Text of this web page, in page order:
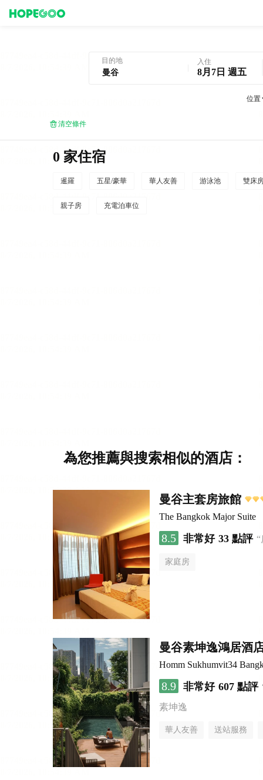
目的地 入住
8月7日 週五
位置
清空條件
0 家住宿
暹羅 五星/豪華 華人友善 游泳池 雙床
親子房 充電泊車位
為您推薦與搜索相似的酒店：
曼谷主套房旅館
The Bangkok Major Suite
8.5 非常好 33 點評
家庭房
曼谷素坤逸鴻居酒
Homm Sukhumvit34
8.9 非常好 607 點評
素坤逸
華人友善 送站服務